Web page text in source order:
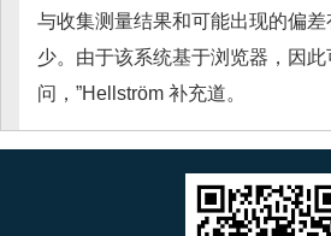
与收集测量结果和可能出现的偏
少。由于该系统基于浏览器，因
问，”Hellström 补充道。